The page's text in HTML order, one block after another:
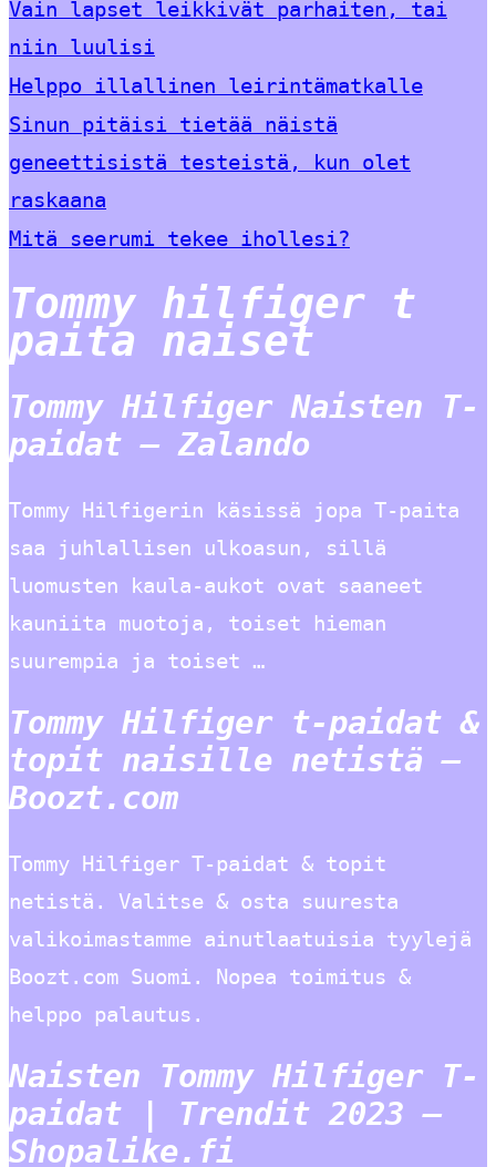
Vain lapset leikkivät parhaiten, tai
niin luulisi
Helppo illallinen leirintämatkalle
Sinun pitäisi tietää näistä
geneettisistä testeistä, kun olet
raskaana
Mitä seerumi tekee ihollesi?
Tommy hilfiger t
paita naiset
Tommy Hilfiger Naisten T-
paidat – Zalando
Tommy Hilfigerin käsissä jopa T-paita
saa juhlallisen ulkoasun, sillä
luomusten kaula-aukot ovat saaneet
kauniita muotoja, toiset hieman
suurempia ja toiset …
Tommy Hilfiger t-paidat &
topit naisille netistä –
Boozt.com
Tommy Hilfiger T-paidat & topit
netistä. Valitse & osta suuresta
valikoimastamme ainutlaatuisia tyylejä
Boozt.com Suomi. Nopea toimitus &
helppo palautus.
Naisten Tommy Hilfiger T-
paidat | Trendit 2023 –
Shopalike.fi